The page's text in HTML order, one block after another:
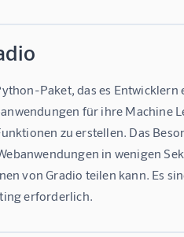
Paket, das es
für ihre Machine
zu erstellen. Das
in wenigen
von Gradio teilen kann. Es
erforderlich.